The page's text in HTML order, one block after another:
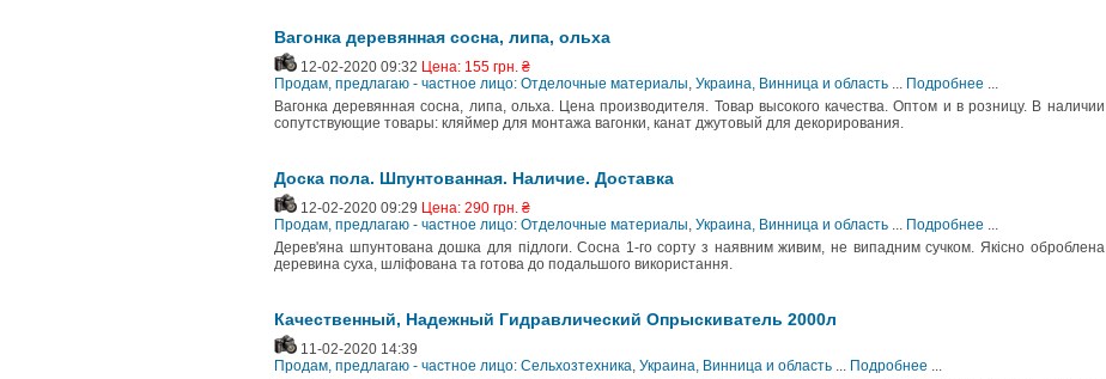
Вагонка деревянная сосна, липа, ольха
12-02-2020 09:32 Цена: 155 грн. ₴
Продам, предлагаю - частное лицо: Отделочные материалы, Украина, Винница и область ... Подробнее ...
Вагонка деревянная сосна, липа, ольха. Цена производителя. Товар высокого качества. Оптом и в розницу. В наличии
сопутствующие товары: кляймер для монтажа вагонки, канат джутовый для декорирования.
Доска пола. Шпунтованная. Наличие. Доставка
12-02-2020 09:29 Цена: 290 грн. ₴
Продам, предлагаю - частное лицо: Отделочные материалы, Украина, Винница и область ... Подробнее ...
Дерев'яна шпунтована дошка для підлоги. Сосна 1-го сорту з наявним живим, не випадним сучком. Якісно оброблена
деревина суха, шліфована та готова до подальшого використання.
Качественный, Надежный Гидравлический Опрыскиватель 2000л
11-02-2020 14:39
Продам, предлагаю - частное лицо: Сельхозтехника, Украина, Винница и область ... Подробнее ...